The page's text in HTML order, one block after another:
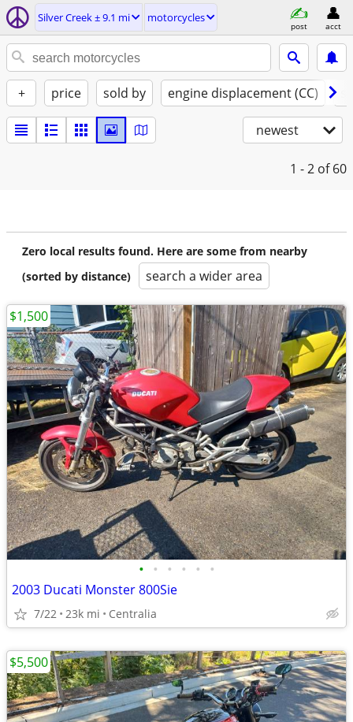
Silver Creek ± 9.1 mi motorcycles
post acct
+ price sold by engine displacement (CC)
newest
1 - 2 of 60
Zero local results found. Here are some from nearby
(sorted by distance)
search a wider area
• • • • • •
2003 Ducati Monster 800Sie
7/22 23k mi Centralia
$1,500
$5,500